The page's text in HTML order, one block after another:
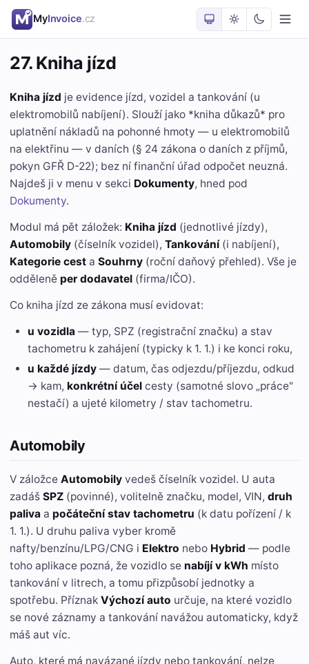
MyInvoice.cz
27. Kniha jízd
Kniha jízd je evidence jízd, vozidel a tankování (u
elektromobilů nabíjení). Slouží jako *kniha důkazů* pro
uplatnění nákladů na pohonné hmoty — u elektromobilů
na elektřinu — v daních (§ 24 zákona o daních z příjmů,
pokyn GFŘ D-22); bez ní finanční úřad odpočet neuzná.
Najdeš ji v menu v sekci Dokumenty, hned pod
Dokumenty.
Modul má pět záložek: Kniha jízd (jednotlivé jízdy),
Automobily (číselník vozidel), Tankování(i nabíjení),
Kategorie cest a Souhrny (roční daňový přehled). Vše je
odděleně per dodavatel (firma/IČO).
Co kniha jízd ze zákona musí evidovat:
u vozidla — typ, SPZ (registrační značku) a stav
tachometru k zahájení (typicky k 1. 1.) i ke konci roku,
u každé jízdy — datum, čas odjezdu/příjezdu, odkud
→ kam, konkrétní účel cesty (samotné slovo „práce"
nestačí) a ujeté kilometry / stav tachometru.
Automobily
V záložce Automobily vedeš číselník vozidel. U auta
zadáš SPZ (povinné), volitelně značku, model, VIN, druh
paliva a počáteční stav tachometru (k datu pořízení / k
1. 1.). U druhu paliva vyber kromě
nafty/benzínu/LPG/CNG i Elektro nebo Hybrid — podle
toho aplikace pozná, že vozidlo se nabíjí v kWh místo
tankování v litrech, a tomu přizpůsobí jednotky a
spotřebu. Příznak Výchozí auto určuje, na které vozidlo
se nové záznamy a tankování navážou automaticky, když
máš aut víc.
Auto, které má navázané jízdy nebo tankování, nelze